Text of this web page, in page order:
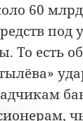
60
под
То есть